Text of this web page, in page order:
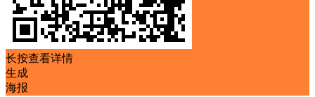
长按查看详情
生成
海报